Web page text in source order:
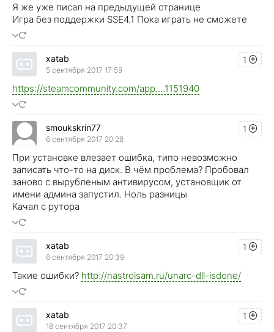
Я же уже писал на предыдущей странице
Игра без поддержки SSE4.1 Пока играть не сможете
1
xatab
5 сентября 2017 17:59
https://steamcommunity.com/app....1151940
1
smoukskrin77
6 сентября 2017 20:28
При установке влезает ошибка, типо невозможно
записать что-то на диск. В чём проблема? Пробовал
заново с вырубленым антивирусом, установщик от
имени админа запустил. Ноль разницы
Качал с рутора
1
xatab
6 сентября 2017 20:39
Такие ошибки? http://nastroisam.ru/unarc-dll-isdone/
1
xatab
18 сентября 2017 20:37